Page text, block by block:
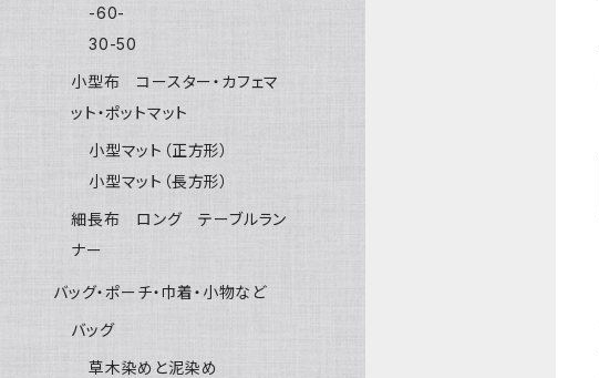
-60-
30-50
小型布 コースター・カフェマ
ット・ポットマット
小型マット（正方形）
小型マット（長方形）
細長布 ロング テーブルラン
ナー
バッグ・ポーチ・巾着・小物など
バッグ
草木染めと泥染め